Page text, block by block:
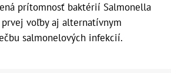
prítomnosť baktérií Salmonella
voľby aj alternatívnym
salmonelových infekcií.